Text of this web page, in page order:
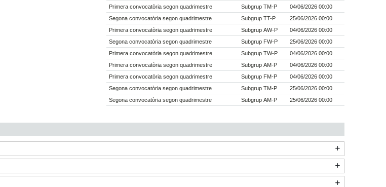
Primera convocatòria segon quadrimestre
Subgrup TM-P
04/06/2026 00:00
Segona convocatòria segon quadrimestre
Subgrup TT-P
25/06/2026 00:00
Primera convocatòria segon quadrimestre
Subgrup AW-P
04/06/2026 00:00
Segona convocatòria segon quadrimestre
Subgrup FW-P
25/06/2026 00:00
Primera convocatòria segon quadrimestre
Subgrup TW-P
04/06/2026 00:00
Primera convocatòria segon quadrimestre
Subgrup AM-P
04/06/2026 00:00
Primera convocatòria segon quadrimestre
Subgrup FM-P
04/06/2026 00:00
Segona convocatòria segon quadrimestre
Subgrup TM-P
25/06/2026 00:00
Segona convocatòria segon quadrimestre
Subgrup AM-P 25/06/2026 00:00